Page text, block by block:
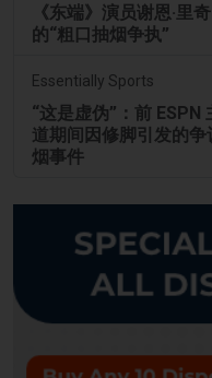
《东端》演员谢恩·里
的“粗口抽烟争执”
Essentially Sports
“这是虚伪”：前
道期间因修脚引发的
烟事件